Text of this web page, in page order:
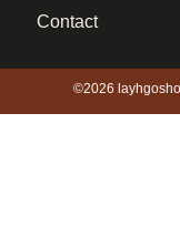
Contact
©2026